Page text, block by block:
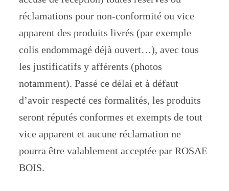
réclamations pour non-conformité ou vice
apparent des produits livrés (par exemple
colis endommagé déjà ouvert…), avec tous
les justificatifs y afférents (photos
notamment). Passé ce délai et à défaut
d’avoir respecté ces formalités, les produits
seront réputés conformes et exempts de tout
vice apparent et aucune réclamation ne
pourra être valablement acceptée par ROSAE
BOIS.